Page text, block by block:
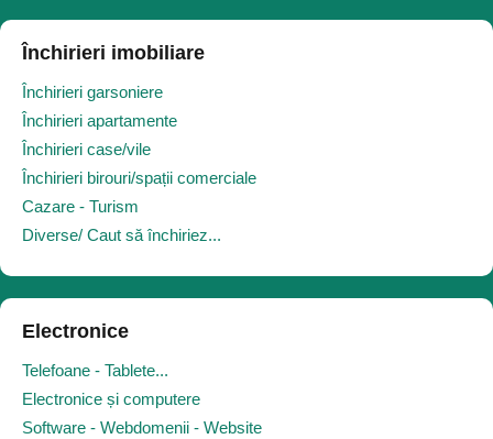
Închirieri imobiliare
Închirieri garsoniere
Închirieri apartamente
Închirieri case/vile
Închirieri birouri/spații comerciale
Cazare - Turism
Diverse/ Caut să închiriez...
Electronice
Telefoane - Tablete...
Electronice și computere
Software - Webdomenii - Website